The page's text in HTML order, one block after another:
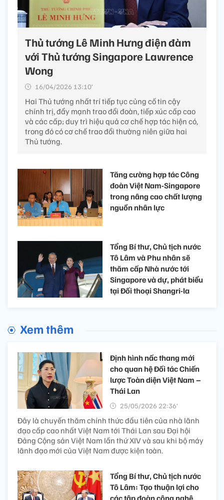
Thủ tướng Lê Minh Hưng điện đàm
với Thủ tướng Singapore Lawrence
Wong
16/04/2026 13:10’
Hai Thủ tướng nhất trí tiếp tục củng cố tin cậy
chính trị, đẩy mạnh trao đổi đoàn, tiếp xúc cấp cao
và các cấp; duy trì hiệu quả cơ chế hợp tác hiện có,
trong đó có cơ chế trao đổi thường niên giữa hai
Thủ tướng.
Tăng cường hợp tác Công
đoàn Việt Nam-Singapore
trong nâng cao chất lượng
nguồn nhân lực
Tổng Bí thư, Chủ tịch nước
Tô Lâm và Phu nhân sẽ
thăm cấp Nhà nước tới
Singapore và dự, phát biểu
tại Đối thoại Shangri-la
Xem thêm
Định hình nấc thang mới
cho quan hệ Đối tác Chiến
lược Toàn diện Việt Nam –
Thái Lan
25/05/2026 22:36’
Đây là chuyến thăm chính thức đầu tiên của nhà lãnh
đạo cấp cao nhất Việt Nam tới Thái Lan sau Đại hội
Đảng Cộng sản Việt Nam lần thứ XIV và sau khi bộ máy
lãnh đạo mới của Việt Nam được kiện toàn.
Tổng Bí thư, Chủ tịch nước
Tô Lâm: Tạo thuận lợi cho
các tập đoàn công nghệ